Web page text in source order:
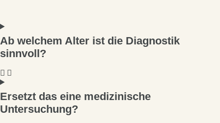
Ab welchem Alter ist die Diagnostik
sinnvoll?
Ersetzt das eine medizinische
Untersuchung?